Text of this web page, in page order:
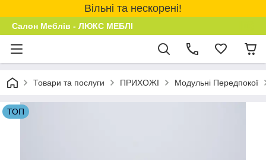
Вільні та нескорені!
Салон Меблів - ЛЮКС МЕБЛІ
Товари та послуги ПРИХОЖІ Модульні Передпокої
ТОП